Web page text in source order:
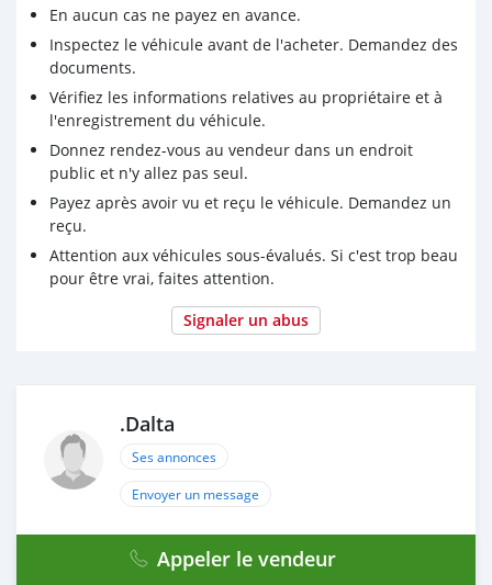
En aucun cas ne payez en avance.
Inspectez le véhicule avant de l'acheter. Demandez des
documents.
Vérifiez les informations relatives au propriétaire et à
l'enregistrement du véhicule.
Donnez rendez-vous au vendeur dans un endroit
public et n'y allez pas seul.
Payez après avoir vu et reçu le véhicule. Demandez un
reçu.
Attention aux véhicules sous-évalués. Si c'est trop beau
pour être vrai, faites attention.
Signaler un abus
.Dalta
Ses annonces
Envoyer un message
Appeler le vendeur